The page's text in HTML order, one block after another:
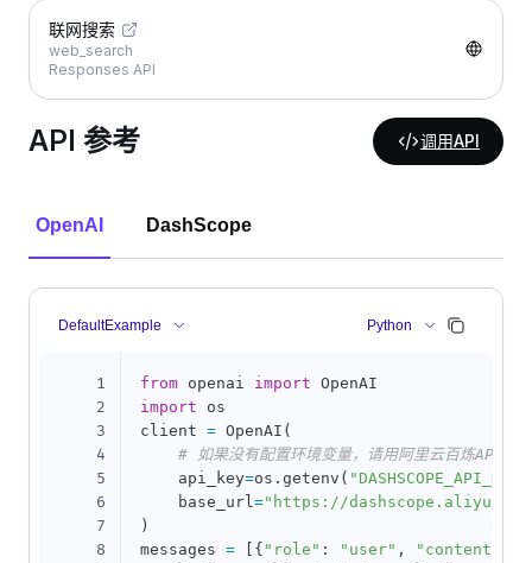
联网搜索
web_search
Responses API
API 参考 调用API
OpenAI DashScope
DefaultExample Python
1
2
3
4
5
6
7
8
from openai import
import os
client = OpenAI (
# 如果没有配置环境变量，请用阿里云百炼
    api_key
=os . getenv ( "DASHSCOPE_API_KEY"
    base_url
="https://
)
messages = { "role" : "user" , "content"